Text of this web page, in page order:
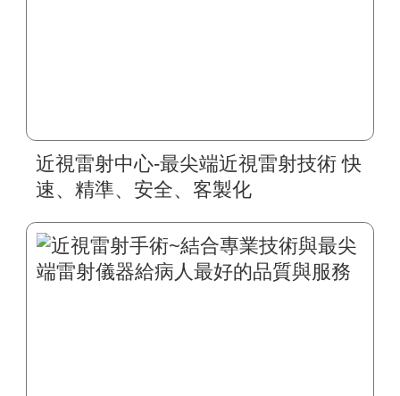
近視雷射中心-最尖端近視雷射技術 快
速、精準、安全、客製化